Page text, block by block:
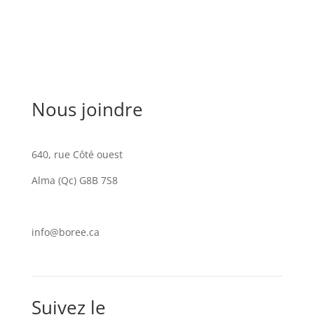
Nous joindre
640, rue Côté ouest
Alma (Qc) G8B 7S8
info@boree.ca
Suivez le